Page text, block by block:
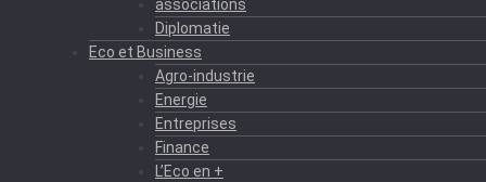
associations
Diplomatie
Eco et Business
Agro-industrie
Energie
Entreprises
Finance
L’Eco en +